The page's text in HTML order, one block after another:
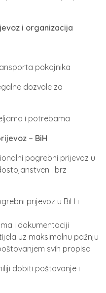
i organizacija
pokojnika
dozvole za
i potrebama
– BiH
pogrebni prijevoz u
i brz
prijevoz u BiH i
i dokumentaciji
uz maksimalnu pažnju
svih propisa
dobiti poštovanje i